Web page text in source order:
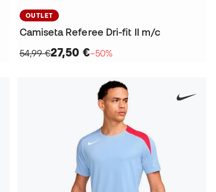
OUTLET
Camiseta Referee Dri-fit II m/c
54,99 €27,50 €−50%